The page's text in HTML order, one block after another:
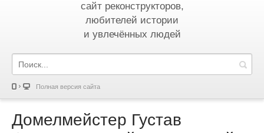
сайт реконструкторов,
любителей истории
и увлечённых людей
Полная версия сайта
Домелмейстер Густав